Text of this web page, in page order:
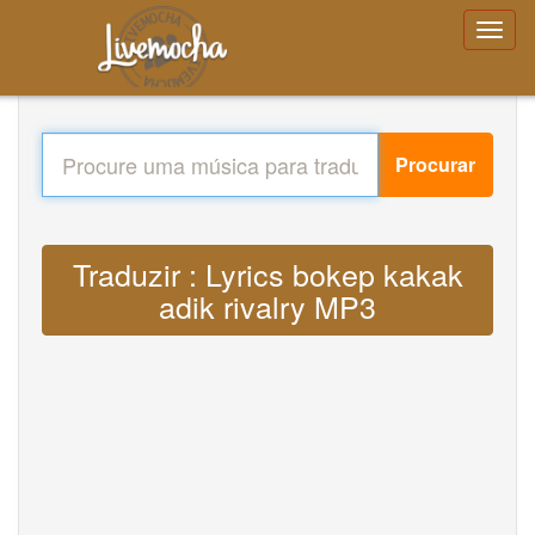
Procurar
Traduzir : Lyrics bokep kakak
adik rivalry MP3